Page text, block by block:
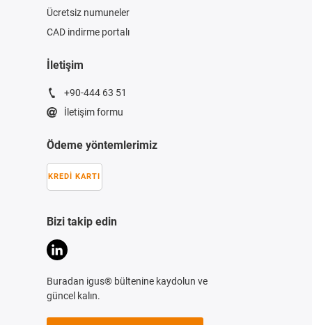
Ücretsiz numuneler
CAD indirme portalı
İletişim
+90-444 63 51
İletişim formu
Ödeme yöntemlerimiz
KREDI KARTI
Bizi takip edin
Buradan igus® bültenine kaydolun ve
güncel kalın.